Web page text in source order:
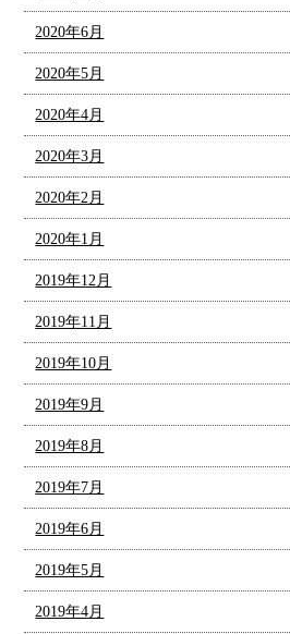
2020年6月
2020年5月
2020年4月
2020年3月
2020年2月
2020年1月
2019年12月
2019年11月
2019年10月
2019年9月
2019年8月
2019年7月
2019年6月
2019年5月
2019年4月